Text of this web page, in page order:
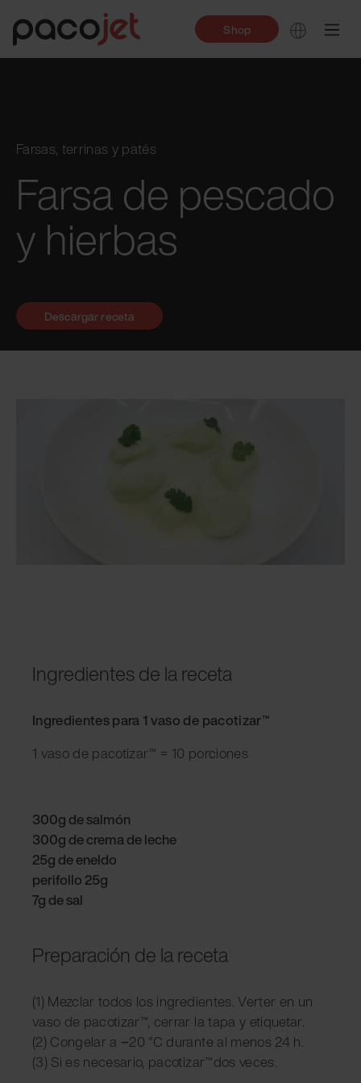
Shop
Farsas, terrinas y patés
Farsa de pescado
y hierbas
Ingredientes de la receta
Ingredientes para 1 vaso de pacotizar™
1 vaso de pacotizar™ = 10 porciones
300g de salmón
300g de crema de leche
25g de eneldo
perifollo 25g
7g de sal
Preparación de la receta
(1) Mezclar todos los ingredientes. Verter en un
vaso de pacotizar™, cerrar la tapa y etiquetar.
(2) Congelar a −20 °C durante al menos 24 h.
(3) Si es necesario, pacotizar™dos veces.
Descargar receta